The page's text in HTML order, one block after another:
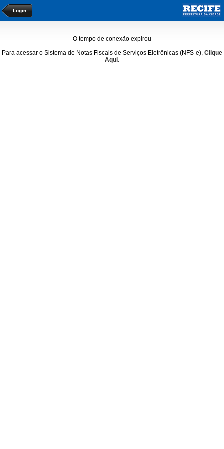
Login
O tempo de conexão expirou
Para acessar o Sistema de Notas Fiscais de Serviços Eletrônicas (NFS-e), Clique
Aqui.